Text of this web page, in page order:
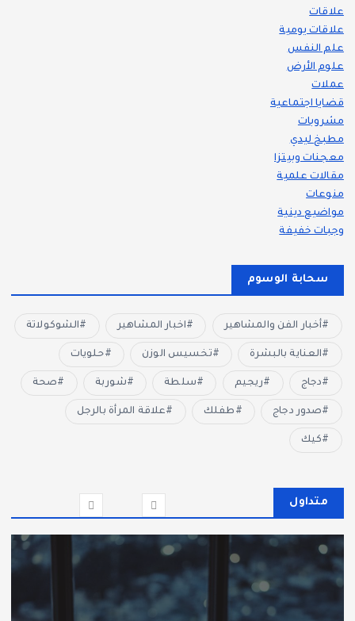
علاقات
علاقات يومية
علم النفس
علوم الأرض
عملات
قضايا اجتماعية
مشروبات
مطبخ ليدي
معجنات وبيتزا
مقالات علمية
منوعات
مواضيع دينية
وجبات خفيفة
سحابة الوسوم
أخبار الفن والمشاهير اخبار المشاهير الشوكولاتة
العناية بالبشرة تخسيس الوزن حلويات
دجاج ريجيم سلطة شوربة صحة
صدور دجاج طفلك علاقة المرأة بالرجل
كيك
متداول